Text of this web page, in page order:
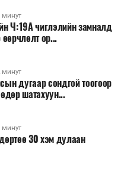
сургуулийн хүүхдийн
томуу, томуу төст
зэрэг зайлшгүй
Н.Учрал онцоллоо.
захирагч нарт
20 хувиар бууруулах,
аялал, амралт, зугаалга,
арга хэмжээг зохион
албанд шинэ орон тоо бий
минут
Ч:19А чиглэлийн замналд
өөрчлөлт ор...
минут
дугаар сондгой тоогоор
шатахуун...
минут
30 хэм дулаан